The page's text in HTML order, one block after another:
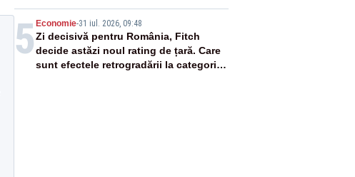
36 de ani”
5 Economie-31 iul. 2026, 09:48
Zi decisivă pentru România, Fitch
decide astăzi noul rating de țară. Care
sunt efectele retrogradării la categoria